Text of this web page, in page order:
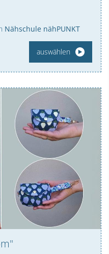
Nähschule nähPUNKT
auswählen